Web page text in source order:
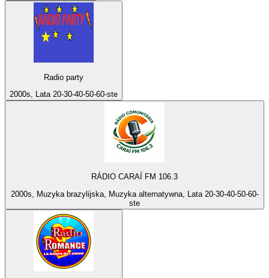
Radio party
2000s, Lata 20-30-40-50-60-ste
RÁDIO CARAÍ FM 106.3
2000s, Muzyka brazylijska, Muzyka alternatywna, Lata 20-30-40-50-60-
ste